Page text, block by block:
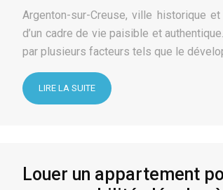
Argenton-sur-Creuse, ville historique
d’un cadre de vie paisible et
par plusieurs facteurs tels que le
LIRE LA SUITE
Louer un appartement